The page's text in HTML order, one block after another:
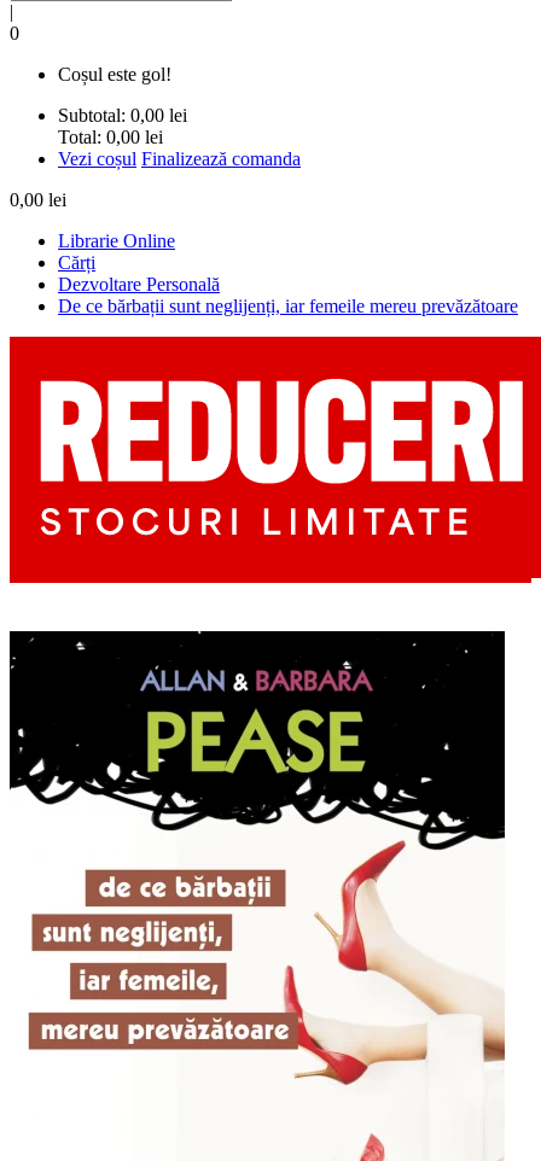
|
0
Coșul este gol!
Subtotal: 0,00 lei
Total: 0,00 lei
Vezi coșul Finalizează comanda
0,00 lei
Librarie Online
Cărți
Dezvoltare Personală
De ce bărbații sunt neglijenți, iar femeile mereu prevăzătoare